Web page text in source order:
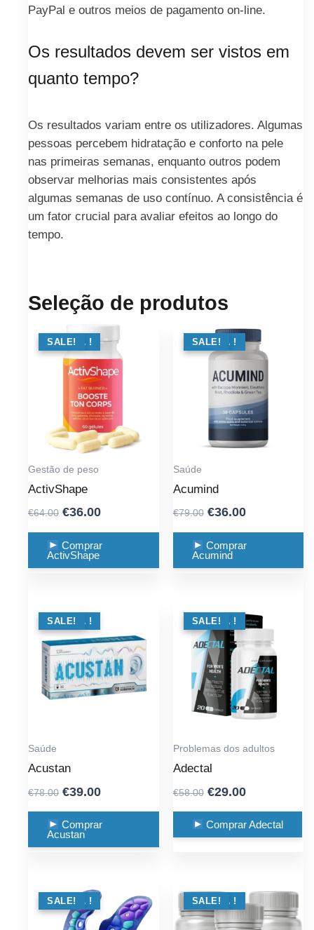
PayPal e outros meios de pagamento on-line.
Os resultados devem ser vistos em
quanto tempo?
Os resultados variam entre os utilizadores. Algumas
pessoas percebem hidratação e conforto na pele
nas primeiras semanas, enquanto outros podem
observar melhorias mais consistentes após
algumas semanas de uso contínuo. A consistência é
um fator crucial para avaliar efeitos ao longo do
tempo.
Seleção de produtos
OFERTA !
SALE!
Gestão de peso
ActivShape
€64.00 Original
was:
€64.00.
€36.00Current
is:
Comprar
ActivShape
OFERTA !
SALE!
Saúde
Acumind
€79.00 Original
was:
€79.00.
€36.00Current
is:
Comprar
Acumind
OFERTA !
SALE!
Saúde
Acustan
€78.00 Original
was:
€78.00.
€39.00Current
is:
Comprar
Acustan
OFERTA !
SALE!
Problemas dos adultos
Adectal
€58.00 Original
was:
€58.00.
€29.00Current
is:
€29.00.
Comprar Adectal
OFERTA !
SALE! OFERTA !
SALE!